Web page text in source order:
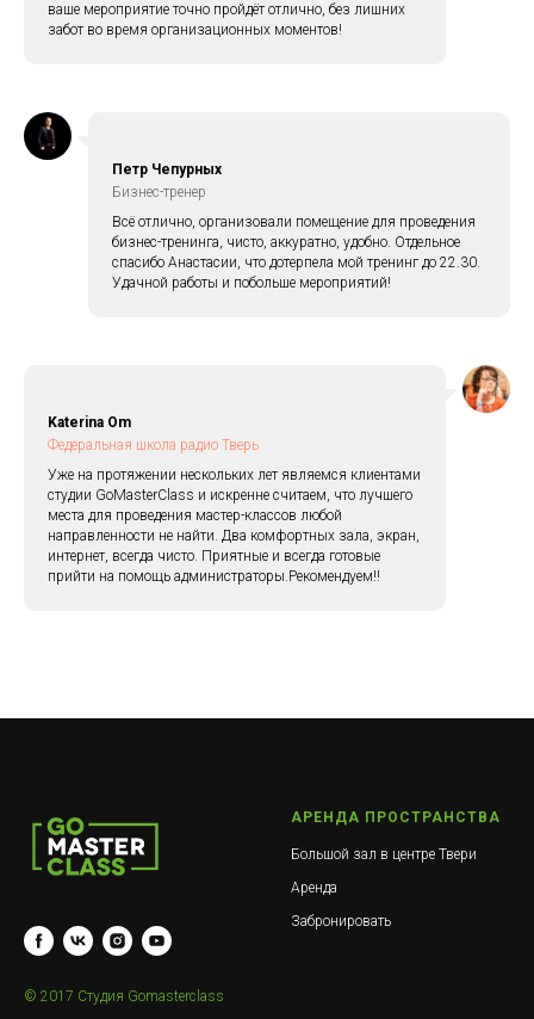
ваше мероприятие точно пройдёт отлично, без лишних
забот во время организационных моментов!
Петр Чепурных
Бизнес-тренер
Всё отлично, организовали помещение для проведения
бизнес-тренинга, чисто, аккуратно, удобно. Отдельное
спасибо Анастасии, что дотерпела мой тренинг до 22.30.
Удачной работы и побольше мероприятий!
Katerina Om
Федеральная школа радио Тверь
Уже на протяжении нескольких лет являемся клиентами
студии GoMasterClass и искренне считаем, что лучшего
места для проведения мастер-классов любой
направленности не найти. Два комфортных зала, экран,
интернет, всегда чисто. Приятные и всегда готовые
прийти на помощь администраторы.Рекомендуем!!
© 2017 Студия Gomasterclass
АРЕНДА ПРОСТРАНСТВА
Большой зал в центре Твери
Аренда
Забронировать